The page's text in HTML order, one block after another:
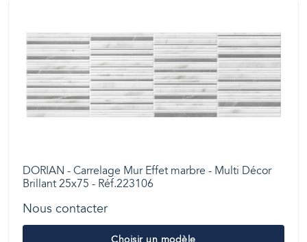
DORIAN - Carrelage Mur Effet marbre - Multi Décor
Brillant 25x75 - Réf.223106
Nous contacter